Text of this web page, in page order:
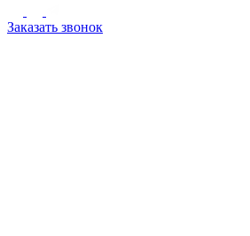
Заказать звонок